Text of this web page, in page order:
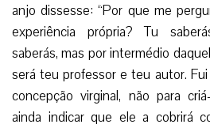
anjo dissesse: “Por que me
experiência própria? Tu
saberás, mas por intermédio
será teu professor e teu autor. Fui
concepção virginal, não para
ainda indicar que ele a cobrirá